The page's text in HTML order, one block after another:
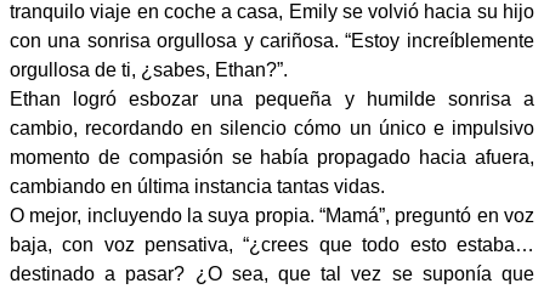
tranquilo viaje en coche a casa, Emily se volvió hacia su hijo
con una sonrisa orgullosa y cariñosa. “Estoy increíblemente
orgullosa de ti, ¿sabes, Ethan?”.
Ethan logró esbozar una pequeña y humilde sonrisa a
cambio, recordando en silencio cómo un único e impulsivo
momento de compasión se había propagado hacia afuera,
cambiando en última instancia tantas vidas.
O mejor, incluyendo la suya propia. “Mamá”, preguntó en voz
baja, con voz pensativa, “¿crees que todo esto estaba…
destinado a pasar? ¿O sea, que tal vez se suponía que